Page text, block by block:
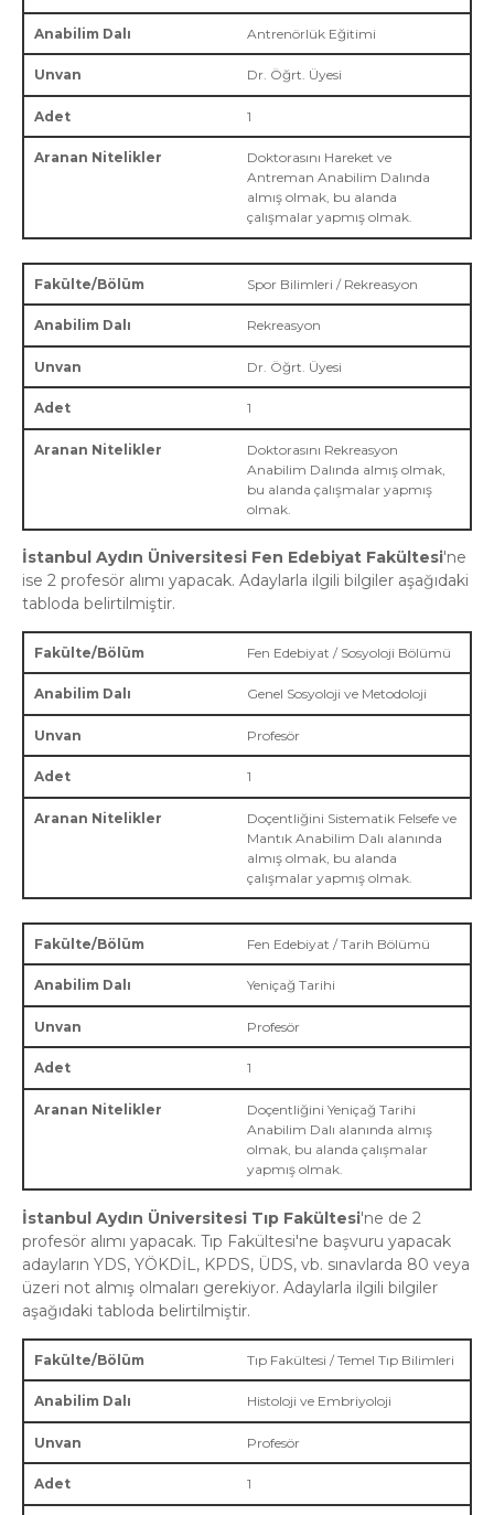
Antrenörlük Eğitimi
Dr. Öğrt. Üyesi
1
Doktorasını Hareket ve
Antreman Anabilim Dalında
almış olmak, bu alanda
çalışmalar yapmış olmak.
Spor Bilimleri / Rekreasyon
Rekreasyon
Dr. Öğrt. Üyesi
1
Doktorasını Rekreasyon
Anabilim Dalında almış olmak,
bu alanda çalışmalar yapmış
olmak.
İstanbul Aydın Üniversitesi Fen Edebiyat Fakültesi'ne
ise 2 profesör alımı yapacak. Adaylarla ilgili bilgiler aşağıdaki
tabloda belirtilmiştir.
Fen Edebiyat / Sosyoloji Bölümü
Genel Sosyoloji ve Metodoloji
Profesör
1
Doçentliğini Sistematik Felsefe ve
Mantık Anabilim Dalı alanında
almış olmak, bu alanda
çalışmalar yapmış olmak.
Fen Edebiyat / Tarih Bölümü
Yeniçağ Tarihi
Profesör
1
Doçentliğini Yeniçağ Tarihi
Anabilim Dalı alanında almış
olmak, bu alanda çalışmalar
yapmış olmak.
İstanbul Aydın Üniversitesi Tıp Fakültesi'ne de 2
profesör alımı yapacak. Tıp Fakültesi'ne başvuru yapacak
adayların YDS, YÖKDİL, KPDS, ÜDS, vb. sınavlarda 80 veya
üzeri not almış olmaları gerekiyor. Adaylarla ilgili bilgiler
aşağıdaki tabloda belirtilmiştir.
Tıp Fakültesi / Temel Tıp Bilimleri
Histoloji ve Embriyoloji
Profesör
1